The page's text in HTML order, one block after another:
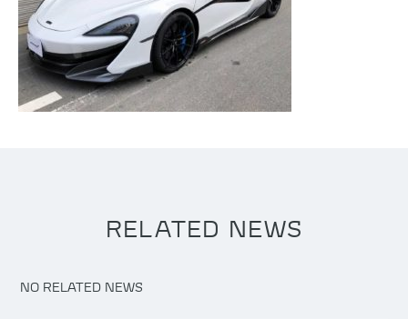
RELATED NEWS
NO RELATED NEWS